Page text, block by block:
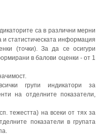
са в различни мерни
и статистическата информация
(точки). За да се осигури
в балови оценки - от 1
групи индикатори за
на отделните показатели,
тежестта) на всеки от тях за
показатели в групата